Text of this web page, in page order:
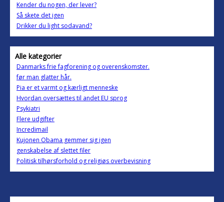
Kender du nogen, der lever?
Så skete det igen
Drikker du light sodavand?
Alle kategorier
Danmarks frie fagforening og overenskomster.
før man glatter hår.
Pia er et varmt og kærligt menneske
Hvordan oversættes til andet EU sprog
Psykiatri
Flere udgifter
Incredimail
Kujonen Obama gemmer sig igen
genskabelse af slettet filer
Politisk tilhørsforhold og religiøs overbevisning